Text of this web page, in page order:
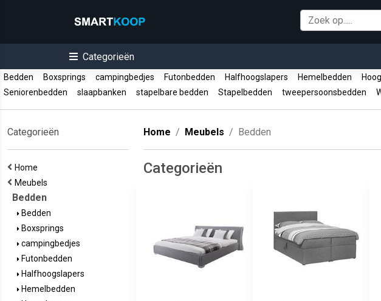
Categorieën
Bedden Boxsprings campingbedjes Futonbedden Halfhoogslapers Hemelbedden
Seniorenbedden
slaapbanken stapelbare bedden Stapelbedden tweepersoonsbedden
Categorieën
Home
Meubels
Bedden
Bedden
Boxsprings
campingbedjes
Futonbedden
Halfhoogslapers
Hemelbedden
Home Meubels Bedden
Categorieën